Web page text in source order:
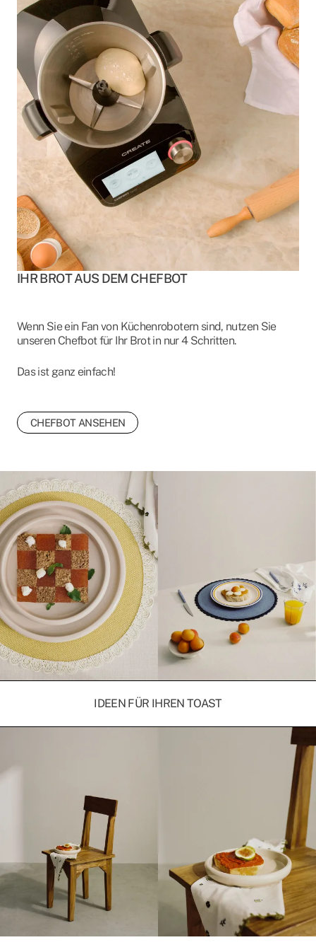
IHR BROT AUS DEM CHEFBOT
Wenn Sie ein Fan von Küchenrobotern sind, nutzen Sie
unseren Chefbot für Ihr Brot in nur 4 Schritten.
Das ist ganz einfach!
CHEFBOT ANSEHEN
IDEEN FÜR IHREN TOAST